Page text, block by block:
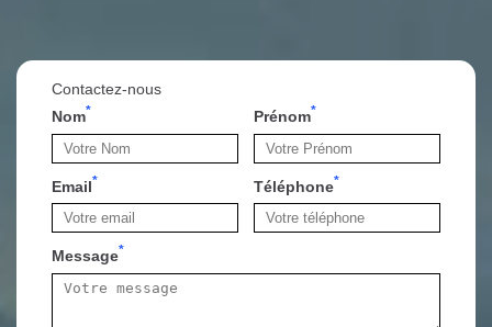
Contactez-nous
Nom* Prénom*
Email* Téléphone*
Message*